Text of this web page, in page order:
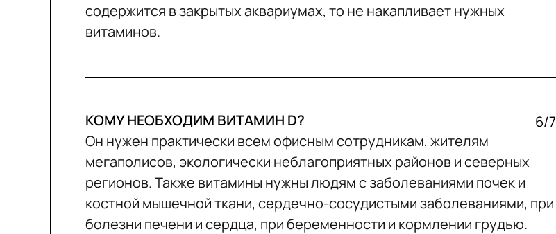
содержится в закрытых аквариумах, то не накапливает нужных
витаминов.
КОМУ НЕОБХОДИМ ВИТАМИН D?
6/7
Он нужен практически всем офисным сотрудникам, жителям
мегаполисов, экологически неблагоприятных районов и северных
регионов. Также витамины нужны людям с заболеваниями почек и
костной мышечной ткани, сердечно-сосудистыми заболеваниями, при
болезни печени и сердца, при беременности и кормлении грудью.